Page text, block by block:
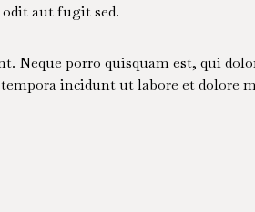
aut fugit sed.
Neque porro quisquam est, qui
incidunt ut labore et dolore